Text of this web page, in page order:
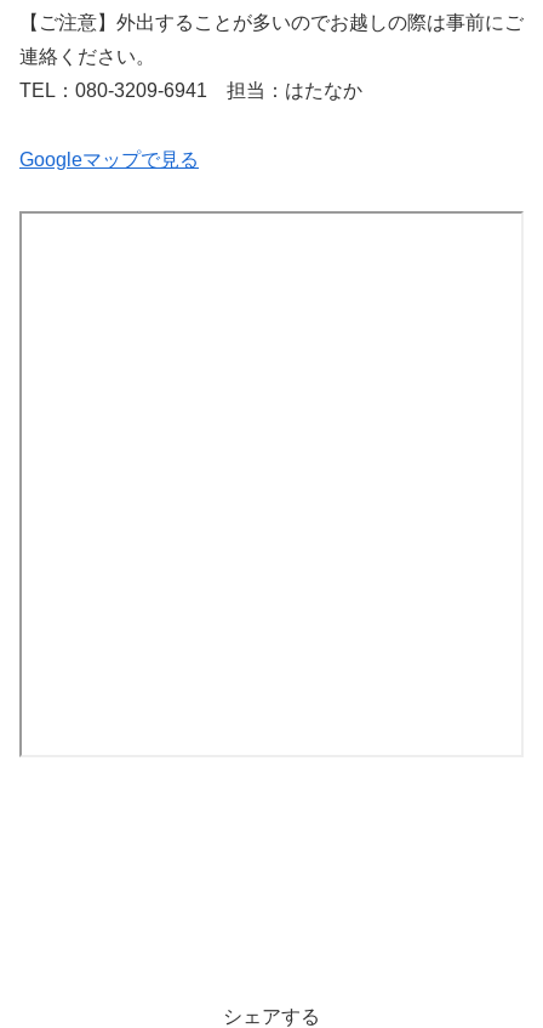
【ご注意】外出することが多いのでお越しの際は事前にご
連絡ください。
TEL：080-3209-6941 担当：はたなか
Googleマップで見る
シェアする